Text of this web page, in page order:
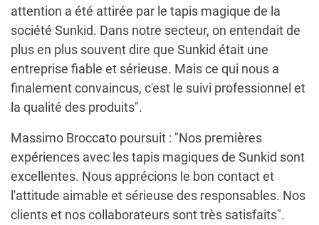
attention a été attirée par le tapis magique de la
société Sunkid. Dans notre secteur, on entendait de
plus en plus souvent dire que Sunkid était une
entreprise fiable et sérieuse. Mais ce qui nous a
finalement convaincus, c'est le suivi professionnel et
la qualité des produits".
Massimo Broccato poursuit : "Nos premières
expériences avec les tapis magiques de Sunkid sont
excellentes. Nous apprécions le bon contact et
l'attitude aimable et sérieuse des responsables. Nos
clients et nos collaborateurs sont très satisfaits".